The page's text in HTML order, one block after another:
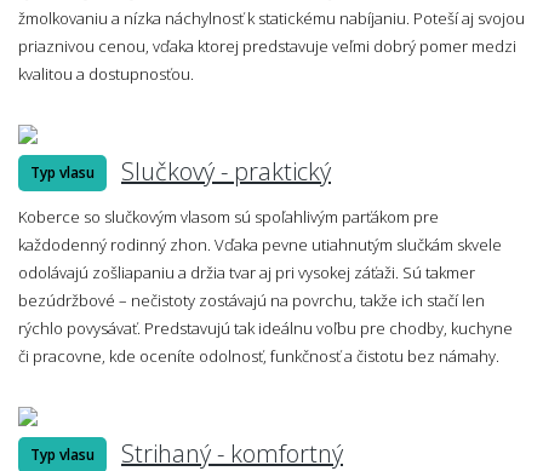
žmolkovaniu a nízka náchylnosť k statickému nabíjaniu. Poteší aj svojou
priaznivou cenou, vďaka ktorej predstavuje veľmi dobrý pomer medzi
kvalitou a dostupnosťou.
Typ vlasu Slučkový - praktický
Koberce so slučkovým vlasom sú spoľahlivým parťákom pre
každodenný rodinný zhon. Vďaka pevne utiahnutým slučkám skvele
odolávajú zošliapaniu a držia tvar aj pri vysokej záťaži. Sú takmer
bezúdržbové – nečistoty zostávajú na povrchu, takže ich stačí len
rýchlo povysávať. Predstavujú tak ideálnu voľbu pre chodby, kuchyne
či pracovne, kde oceníte odolnosť, funkčnosť a čistotu bez námahy.
Typ vlasu Strihaný - komfortný